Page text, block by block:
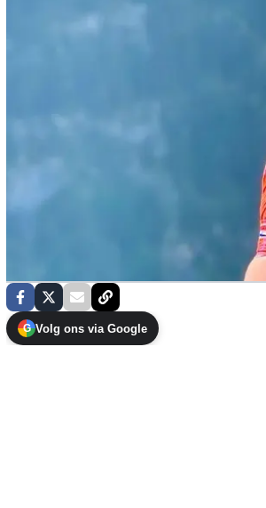
G Volg ons via Google